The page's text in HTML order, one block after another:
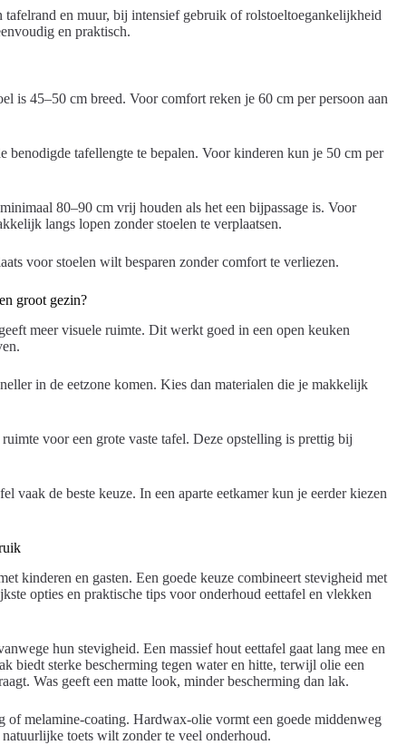
tafelrand en muur, bij intensief gebruik of rolstoeltoegankelijkheid
en praktisch.
is 45–50 cm breed. Voor comfort reken je 60 cm per persoon aan
benodigde tafellengte te bepalen. Voor kinderen kun je 50 cm per
80–90 cm vrij houden als het een bijpassage is. Voor
langs lopen zonder stoelen te verplaatsen.
voor stoelen wilt besparen zonder comfort te verliezen.
groot gezin?
meer visuele ruimte. Dit werkt goed in een open keuken
in de eetzone komen. Kies dan materialen die je makkelijk
voor een grote vaste tafel. Deze opstelling is prettig bij
vaak de beste keuze. In een aparte eetkamer kun je eerder kiezen
kinderen en gasten. Een goede keuze combineert stevigheid met
opties en praktische tips voor onderhoud eettafel en vlekken
hun stevigheid. Een massief hout eettafel gaat lang mee en
biedt sterke bescherming tegen water en hitte, terwijl olie een
Was geeft een matte look, minder bescherming dan lak.
melamine-coating. Hardwax-olie vormt een goede middenweg
toets wilt zonder te veel onderhoud.